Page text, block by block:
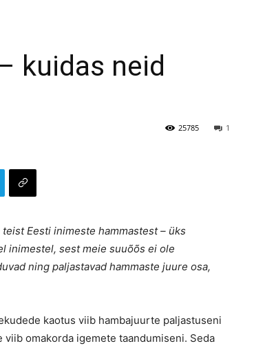
kuidas neid
1
25785
Eesti inimeste hammastest – üks
inimestel, sest meie suuõõs ei ole
ning paljastavad hammaste juure osa,
kaotus viib hambajuurte paljastuseni
viib omakorda igemete taandumiseni. Seda